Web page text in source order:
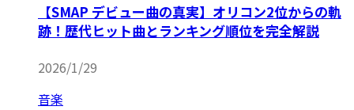
【SMAP デビュー曲の真実】オリコン2位からの軌
跡！歴代ヒット曲とランキング順位を完全解説
2026/1/29
音楽